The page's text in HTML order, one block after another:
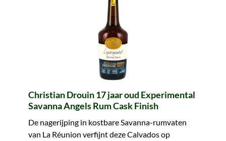
Christian Drouin 17 jaar oud Experimental
Savanna Angels Rum Cask Finish
De nagerijping in kostbare Savanna-rumvaten
van La Réunion verfijnt deze Calvados op